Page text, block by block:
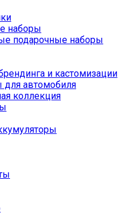
наборы
подарочные наборы
и кастомизации
для автомобиля
коллекция